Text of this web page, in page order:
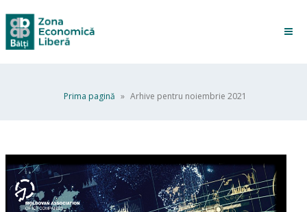
Prima pagină » Arhive pentru noiembrie 2021